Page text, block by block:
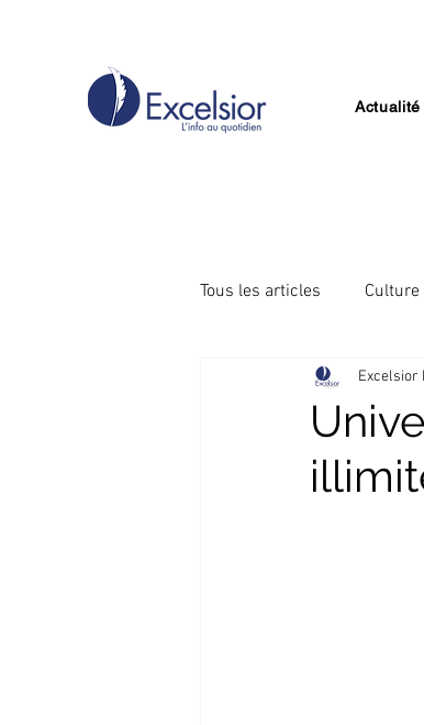
Actualité
Tous les articles Culture
Divertissement Excelsior